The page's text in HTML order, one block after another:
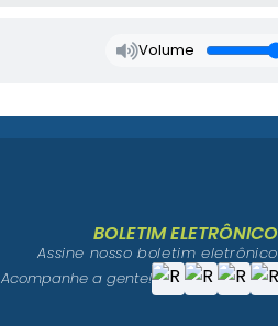
Volume
BOLETIM ELETRÔNICO
Assine nosso boletim eletrônico
Acompanhe a gente!